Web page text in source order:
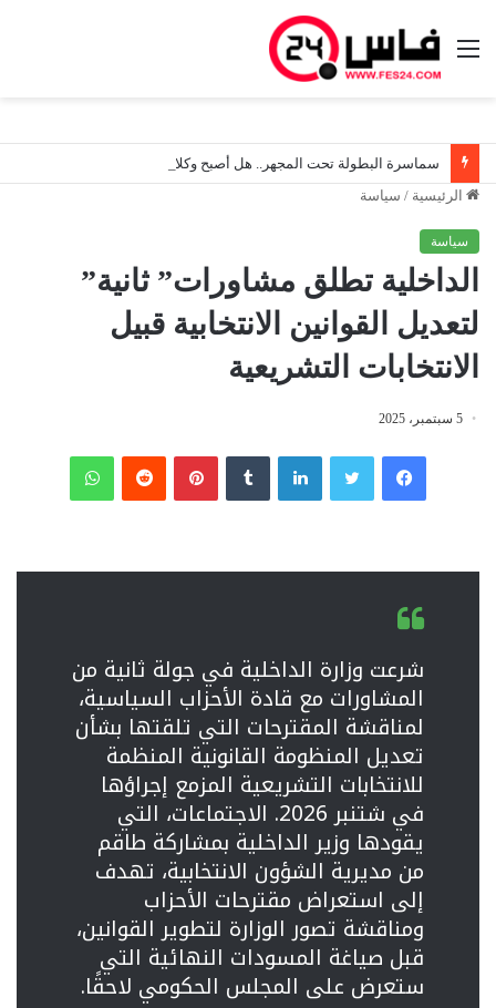
القائمة
الرئيسية / سياسة
سياسة
الداخلية تطلق مشاورات” ثانية”
لتعديل القوانين الانتخابية قبيل
الانتخابات التشريعية
5 سبتمبر، 2025
فيسبوك لينكدإن بينتيريست
شرعت وزارة الداخلية في جولة ثانية من
المشاورات مع قادة الأحزاب السياسية،
لمناقشة المقترحات التي تلقتها بشأن
تعديل المنظومة القانونية المنظمة
للانتخابات التشريعية المزمع إجراؤها
في شتنبر 2026. الاجتماعات، التي
يقودها وزير الداخلية بمشاركة طاقم
من مديرية الشؤون الانتخابية، تهدف
إلى استعراض مقترحات الأحزاب
ومناقشة تصور الوزارة لتطوير القوانين،
قبل صياغة المسودات النهائية التي
ستعرض على المجلس الحكومي لاحقًا.